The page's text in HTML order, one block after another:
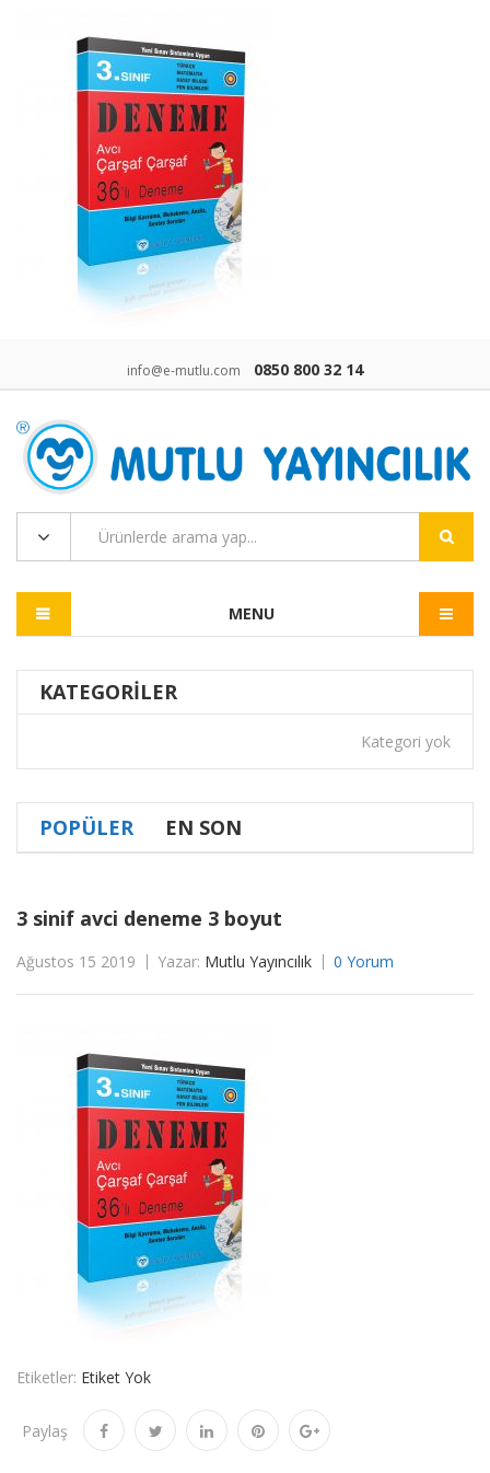
info@e-mutlu.com 0850 800 32 14
MENU
KATEGORILER
Kategori yok
POPÜLER EN SON
3 sinif avci deneme 3 boyut
Ağustos 15 2019 Yazar: Mutlu Yayıncılık 0 Yorum
Etiketler: Etiket Yok
Paylaş